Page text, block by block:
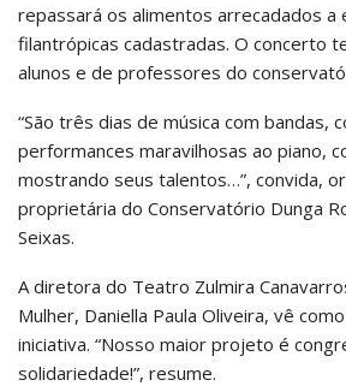
repassará os alimentos arrecadados a
filantrópicas cadastradas. O concerto
alunos e de professores do
“São três dias de música com bandas,
performances maravilhosas ao piano,
mostrando seus talentos…”, convida,
proprietária do Conservatório Dunga
Seixas.
A diretora do Teatro Zulmira
Mulher, Daniella Paula Oliveira, vê
iniciativa. “Nosso maior projeto é
solidariedade!”, resume.